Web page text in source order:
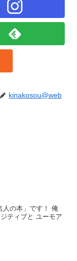
kinakosou@web
の本」です！ 俺
ティブと ユーモア